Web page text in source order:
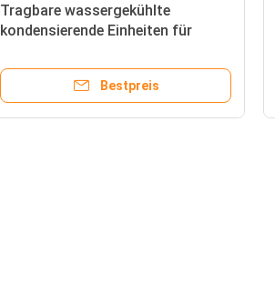
Tragbare wassergekühlte
kondensierende Einheiten für
Bestpreis